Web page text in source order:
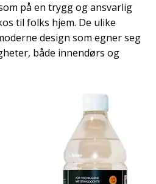
på en trygg og ansvarlig
til folks hjem. De ulike
design som egner seg
både innendørs og